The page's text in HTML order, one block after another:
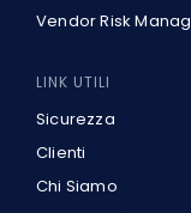
Vendor Risk
LINK UTILI
Sicurezza
Clienti
Chi Siamo